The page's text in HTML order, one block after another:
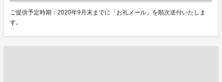
ご提供予定時期：2020年9月末までに「お礼メール」を順次送付いたしま
す。